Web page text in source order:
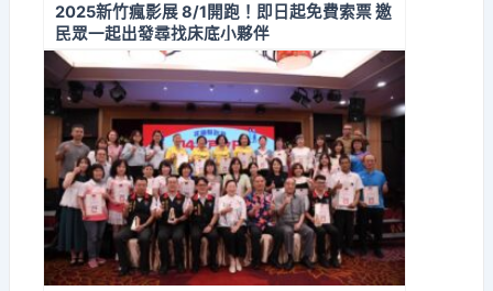
2025新竹瘋影展 8/1開跑！即日起免費索票 邀
民眾一起出發尋找床底小夥伴